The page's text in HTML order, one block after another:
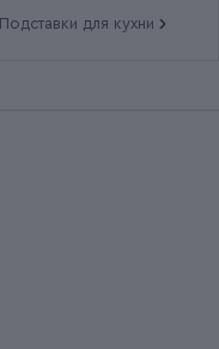
Подставки для кухни